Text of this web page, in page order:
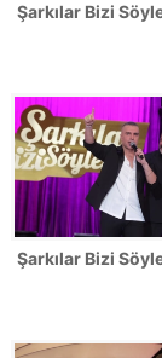
Şarkılar Bizi
Şarkılar Bizi